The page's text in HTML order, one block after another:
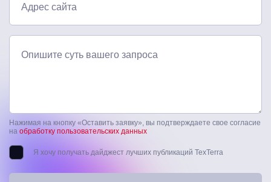
Адрес сайта
Опишите суть вашего запроса
Нажимая на кнопку «Оставить заявку», вы подтверждаете свое согласие
на обработку пользовательских данных
Я хочу получать дайджест лучших публикаций TexTerra